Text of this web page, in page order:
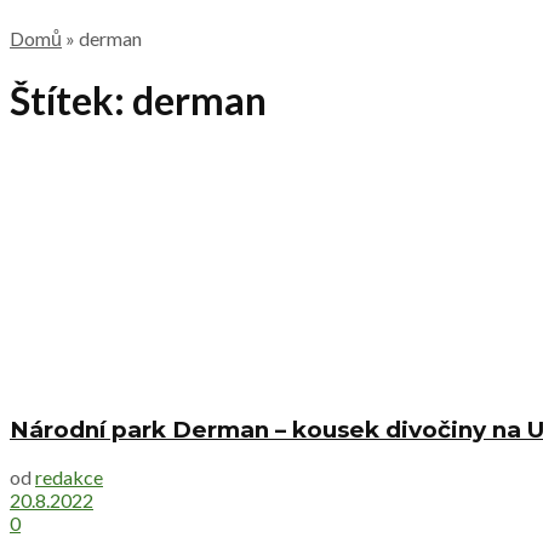
Domů » derman
Štítek: derman
Národní park Derman – kousek divočiny na
od redakce
20.8.2022
0